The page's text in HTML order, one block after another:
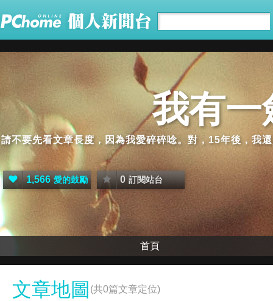
我有一
請不要先看文章長度，因為我愛碎碎唸。對，15年後，我
1,566 愛的鼓勵 0 訂閱站台
首頁
文章地圖 (共0篇文章定位)